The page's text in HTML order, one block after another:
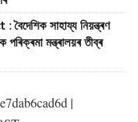
সাহায্য নিয়ন্ত্ৰণ
মন্ত্ৰালয়ৰ তীব্ৰ